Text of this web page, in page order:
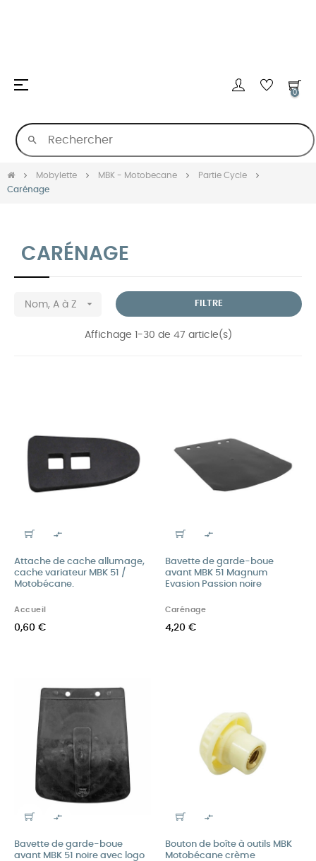
Basculer
☰
search
0
Mobylette MBK - Motobecane
Partie Cycle
Carénage
CARÉNAGE
Nom, A à Z  FILTRE
Affichage 1-30 de 47 article(s)

Attache de cache allumage,
cache variateur MBK 51 /
Motobécane.
Accueil
0,60 €

Bavette de garde-boue
avant MBK 51 Magnum
Evasion Passion noire
Carénage
4,20 €

Bavette de garde-boue
avant MBK 51 noire avec logo

Bouton de boîte à outils MBK
Motobécane crème